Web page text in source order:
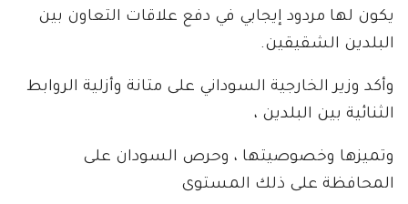
يكون لها مردود إيجابي في دفع علاقات التعاون بين
البلدين الشقيقين.
وأكد وزير الخارجية السوداني على متانة وأزلية الروابط
الثنائية بين البلدين ،
وتميزها وخصوصيتها ، وحرص السودان على
المحافظة على ذلك المستوى